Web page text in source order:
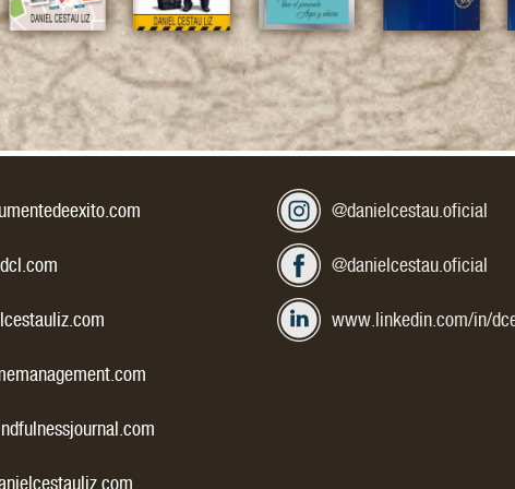
Mis redes sociales:
Instagram:
@danielcestau.oficial
Facebook:
@danielcestau.oficial
LinkedIn:
www.linkedin.com/in/